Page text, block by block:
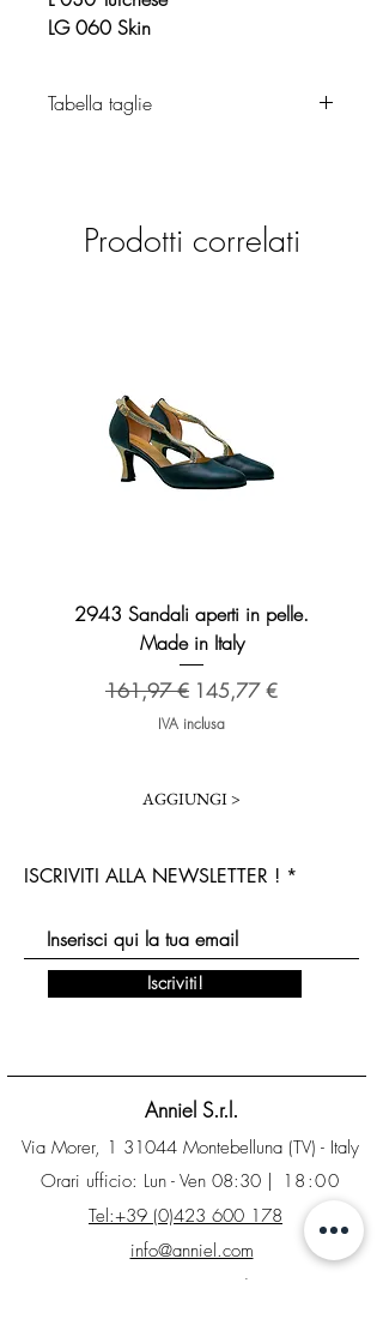
LG 060 Skin
Tabella taglie
Prodotti correlati
2943 Sandali aperti in pelle.
Made in Italy
Prezzo regolare
161,97 € Prezzo scontato
145,77 €
IVA inclusa
AGGIUNGI >
Anniel S.r.l.
Orari ufficio: Lun - Ven 08:30 | 18:00
ISCRIVITI ALLA NEWSLETTER !
Iscriviti!
Tel:+39 (0)423 600 178
info@anniel.com
Via Morer, 1 31044 Montebelluna (TV) - Italy
P.I. IT04561020266 - Sdi: SUBM70N